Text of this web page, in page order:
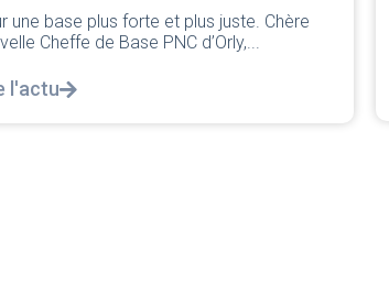
une base plus forte et plus juste. Chère
Cheffe de Base PNC d’Orly,...
l'actu